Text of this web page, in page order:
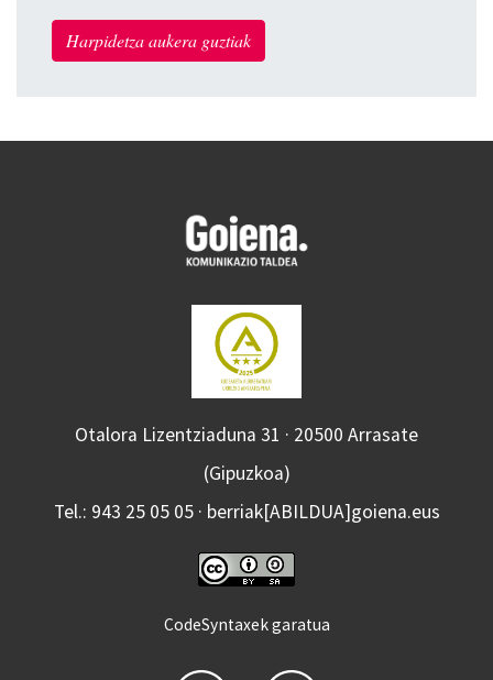
Harpidetza aukera guztiak
Otalora Lizentziaduna 31 · 20500 Arrasate
(Gipuzkoa)
Tel.: 943 25 05 05 · berriak[ABILDUA]goiena.eus
CodeSyntaxek garatua